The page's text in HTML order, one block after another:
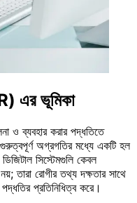
এর ভূমিকা
ও ব্যবহার করার পদ্ধতিতে
অগ্রগতির মধ্যে একটি হল
সিস্টেমগুলি কেবল
তারা রোগীর তথ্য দক্ষতার সাথে
প্রতিনিধিত্ব করে।